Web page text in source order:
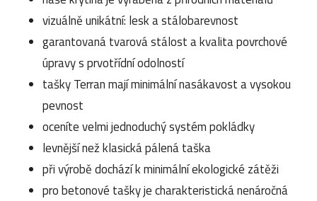
vizuálně unikátní: lesk a stálobarevnost
garantovaná tvarová stálost a kvalita povrchové
úpravy s prvotřídní odolností
tašky Terran mají minimální nasákavost a vysokou
pevnost
oceníte velmi jednoduchý systém pokládky
levnější než klasická pálená taška
při výrobě dochází k minimální ekologické zátěži
pro betonové tašky je charakteristická nenáročná